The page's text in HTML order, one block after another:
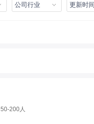
公司行业 更新时间
50-200人